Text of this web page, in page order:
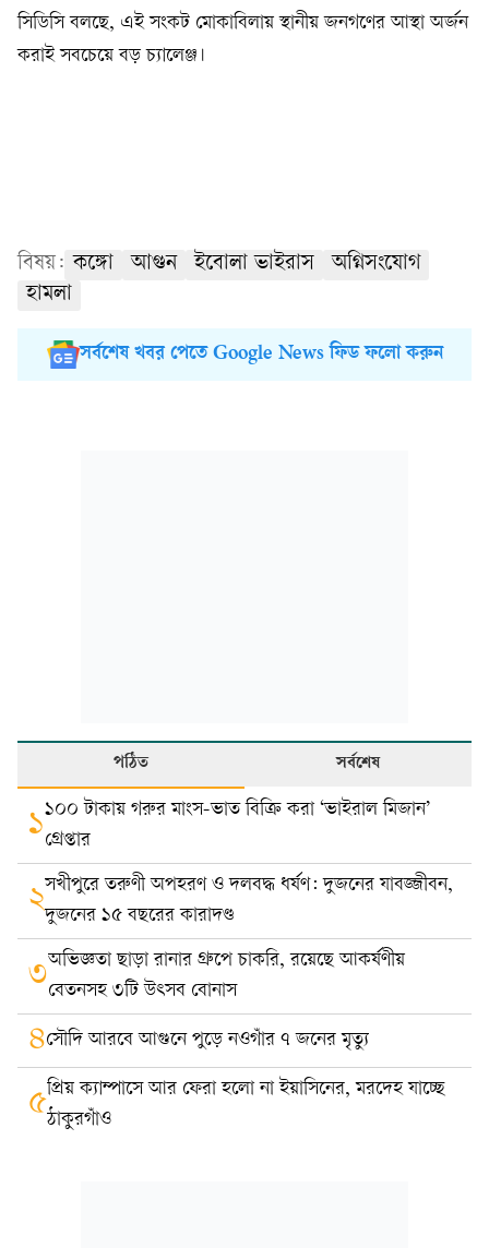
সিডিসি বলছে, এই সংকট মোকাবিলায় স্থানীয় জনগণের আস্থা অর্জন
করাই সবচেয়ে বড় চ্যালেঞ্জ।
বিষয়: কঙ্গো আগুন ইবোলা ভাইরাস
অগ্নিসংযোগ
হামলা
সর্বশেষ খবর পেতে Google News ফিড ফলো করুন
পঠিত সর্বশেষ
১১০০ টাকায় গরুর মাংস-ভাত বিক্রি করা ‘ভাইরাল মিজান’
গ্রেপ্তার
২সখীপুরে তরুণী অপহরণ ও দলবদ্ধ ধর্ষণ: দুজনের যাবজ্জীবন,
দুজনের ১৫ বছরের কারাদণ্ড
৩অভিজ্ঞতা ছাড়া রানার গ্রুপে চাকরি, রয়েছে আকর্ষণীয়
বেতনসহ ৩টি উৎসব বোনাস
৪সৌদি আরবে আগুনে পুড়ে নওগাঁর ৭ জনের মৃত্যু
৫প্রিয় ক্যাম্পাসে আর ফেরা হলো না ইয়াসিনের, মরদেহ যাচ্ছে
ঠাকুরগাঁও